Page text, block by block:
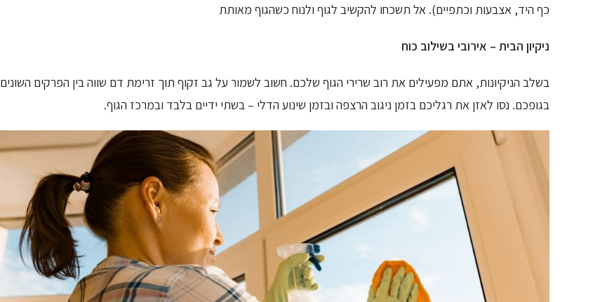
כף היד, אצבעות וכתפיים). אל תשכחו להקשיב לגוף ולנוח כשהגוף מאותת
ניקיון הבית – אירובי בשילוב כוח
בשלב הניקיונות, אתם מפעילים את רוב שרירי הגוף שלכם. חשוב לשמור על גב זקוף תוך זרימת דם שווה בין הפרקים השונים
בגופכם. נסו לאזן את רגליכם בזמן ניגוב הרצפה ובזמן שינוע הדלי – בשתי ידיים בלבד ובמרכז הגוף.